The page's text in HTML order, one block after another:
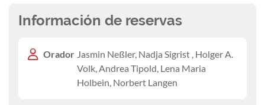
Información de reservas
Orador Jasmin Neßler, Nadja Sigrist , Holger A.
Volk, Andrea Tipold, Lena Maria
Holbein, Norbert Langen